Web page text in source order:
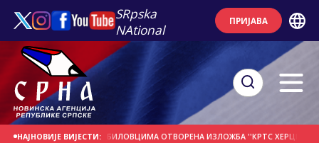
SRpska
NAtional
ПРИЈАВА
НАЈНОВИЈЕ ВИЈЕСТИ:
ДАН У ПРЕБИЛОВЦИМА ОTВОРЕНА ИЗЛОЖБА ''КРTС